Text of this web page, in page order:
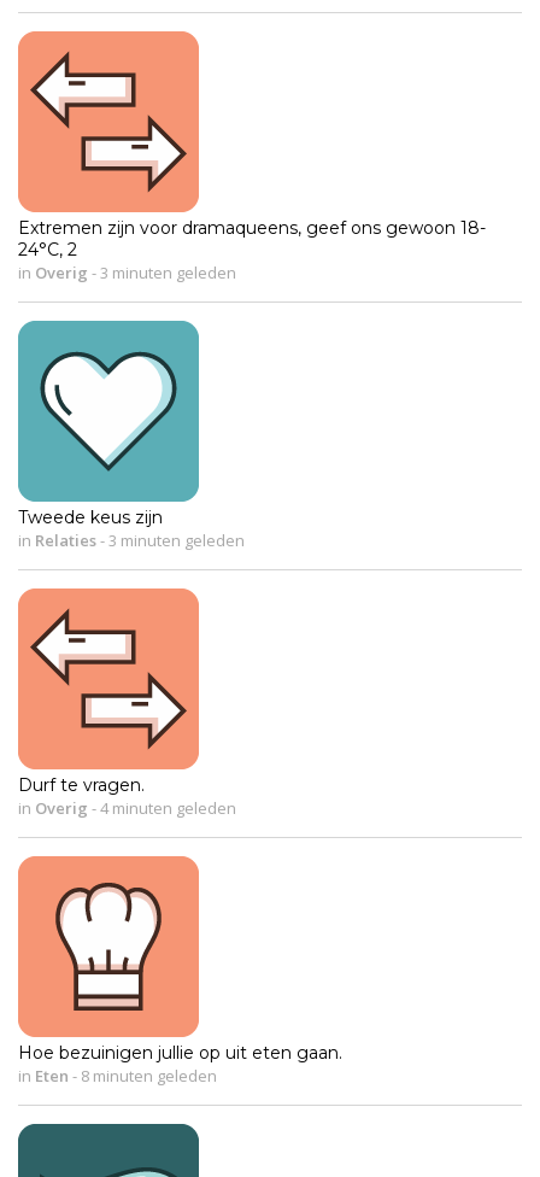
Extremen zijn voor dramaqueens, geef ons gewoon 18-
24°C, 2
in Overig - 3 minuten geleden
Tweede keus zijn
in Relaties- 3 minuten geleden
Durf te vragen.
in Overig -4 minuten geleden
Hoe bezuinigen jullie op uit eten gaan.
in Eten - 8 minuten geleden